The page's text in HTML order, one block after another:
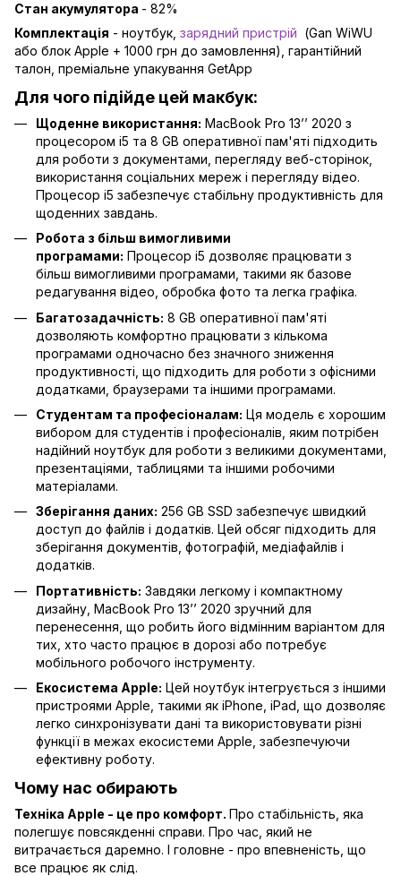
Стан акумулятора - 82%
Комплектація - ноутбук, зарядний пристрій (Gan WiWU
або блок Apple + 1000 грн до замовлення), гарантійний
талон, преміальне упакування GetApp
Для чого підійде цей макбук:
Щоденне використання: MacBook Pro 13’’ 2020 з
процесором i5 та 8 GB оперативної пам'яті підходить
для роботи з документами, перегляду веб-сторінок,
використання соціальних мереж і перегляду відео.
Процесор i5 забезпечує стабільну продуктивність для
щоденних завдань.
Робота з більш вимогливими
програмами: Процесор i5 дозволяє працювати з
більш вимогливими програмами, такими як базове
редагування відео, обробка фото та легка графіка.
Багатозадачність: 8 GB оперативної пам'яті
дозволяють комфортно працювати з кількома
програмами одночасно без значного зниження
продуктивності, що підходить для роботи з офісними
додатками, браузерами та іншими програмами.
Студентам та професіоналам: Ця модель є хорошим
вибором для студентів і професіоналів, яким потрібен
надійний ноутбук для роботи з великими документами,
презентаціями, таблицями та іншими робочими
матеріалами.
Зберігання даних: 256 GB SSD забезпечує швидкий
доступ до файлів і додатків. Цей обсяг підходить для
зберігання документів, фотографій, медіафайлів і
додатків.
Портативність: Завдяки легкому і компактному
дизайну, MacBook Pro 13’’ 2020 зручний для
перенесення, що робить його відмінним варіантом для
тих, хто часто працює в дорозі або потребує
мобільного робочого інструменту.
Екосистема Apple: Цей ноутбук інтегрується з іншими
пристроями Apple, такими як iPhone, iPad, що дозволяє
легко синхронізувати дані та використовувати різні
функції в межах екосистеми Apple, забезпечуючи
ефективну роботу.
Чому нас обирають
Техніка Apple - це про комфорт. Про стабільність, яка
полегшує повсякденні справи. Про час, який не
витрачається даремно. І головне - про впевненість, що
все працює як слід.